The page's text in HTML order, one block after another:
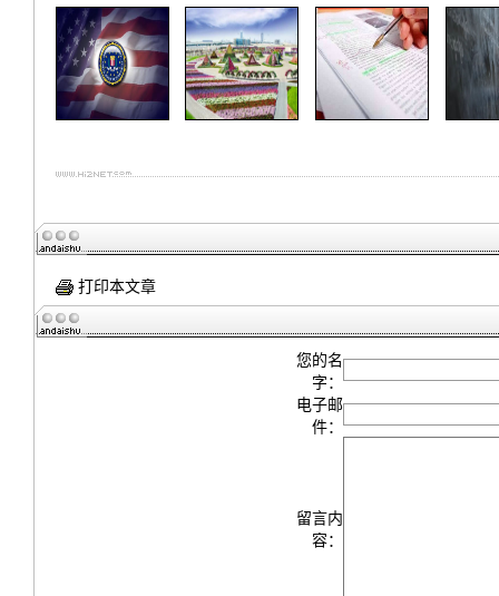
打印本文章
您的名
字：
电子邮
件：
留言内
容：